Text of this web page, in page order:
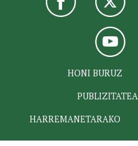
HONI BURUZ
PUBLIZITATEA
HARREMANETARAKO